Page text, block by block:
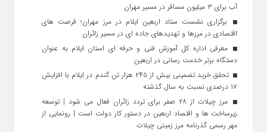
آب برای ۳ میلیون مسافر در مسیر مهران
برگزاری نشست ستاد اربعین ایلام در مرز مهران؛ فرصت‌ های
اقتصادی در مرزها و تهدیدهای جاده‌ ای در مسیر زائران
معرفی اداره کل آموزش فنی و حرفه‌ ای استان ایلام به‌ عنوان
دستگاه برتر خدمت‌ رسانی در اربعین
تحقق خرید تضمینی بیش از ۲۴۵ هزار تن گندم در ایلام با افزایش
۱۷ درصدی نسبت به سال گذشته
مرز چیلات از ۲۸ صفر برای تردد زائران فعال می‌ شود | توسعه
زیرساخت‌ ها و اقتصاد اربعین در دستور کار دولت است | رونمایی از
مهر رسمی گذرنامه مرز زمینی چیلات